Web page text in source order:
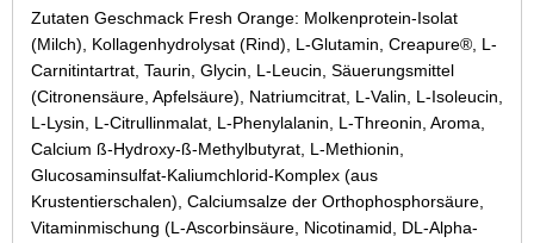
Zutaten Geschmack Fresh Orange: Molkenprotein-Isolat
(Milch), Kollagenhydrolysat (Rind), L-Glutamin, Creapure®, L-
Carnitintartrat, Taurin, Glycin, L-Leucin, Säuerungsmittel
(Citronensäure, Apfelsäure), Natriumcitrat, L-Valin, L-Isoleucin,
L-Lysin, L-Citrullinmalat, L-Phenylalanin, L-Threonin, Aroma,
Calcium ß-Hydroxy-ß-Methylbutyrat, L-Methionin,
Glucosaminsulfat-Kaliumchlorid-Komplex (aus
Krustentierschalen), Calciumsalze der Orthophosphorsäure,
Vitaminmischung (L-Ascorbinsäure, Nicotinamid, DL-Alpha-